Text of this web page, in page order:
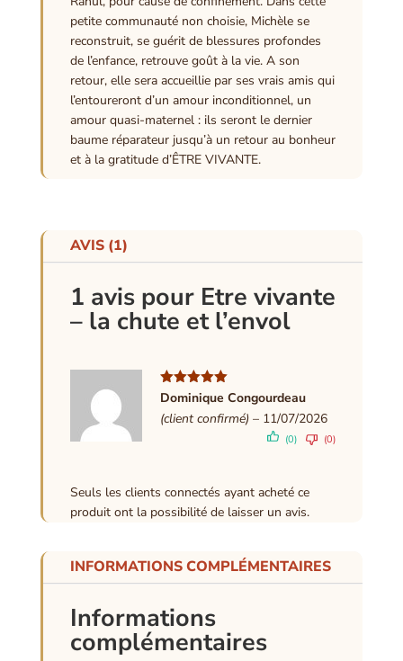
petite communauté non choisie, Michèle se
reconstruit, se guérit de blessures profondes
de l’enfance, retrouve goût à la vie. A son
retour, elle sera accueillie par ses vrais amis qui
l’entoureront d’un amour inconditionnel, un
amour quasi-maternel : ils seront le dernier
baume réparateur jusqu’à un retour au bonheur
et à la gratitude d’ÊTRE VIVANTE.
AVIS (1)
1 avis pour Etre vivante
– la chute et l’envol
Note5sur
Dominique Congourdeau
(client confirmé) – 11/07/2026
(0) (0)
Seuls les clients connectés ayant acheté ce
produit ont la possibilité de laisser un avis.
INFORMATIONS COMPLÉMENTAIRES
Informations
complémentaires